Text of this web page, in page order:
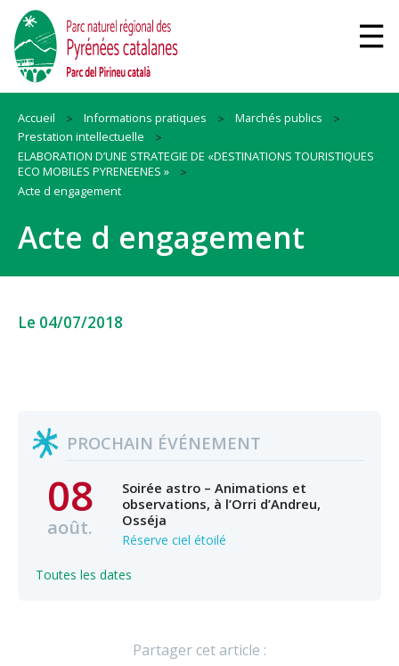
Accueil Informations pratiques
Marchés publics
Prestation intellectuelle
ELABORATION D’UNE STRATEGIE DE «DESTINATIONS TOURISTIQUES
ECO MOBILES PYRENEENES »
Acte d engagement
Acte d engagement
Le 04/07/2018
PROCHAIN ÉVÉNEMENT
08
août.
Soirée astro – Animations et
observations, à l’Orri d’Andreu,
Osséja
Réserve ciel étoilé
Toutes les dates
Partager cet article :